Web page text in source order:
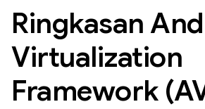
Ringkasan
Virtualization
Framework